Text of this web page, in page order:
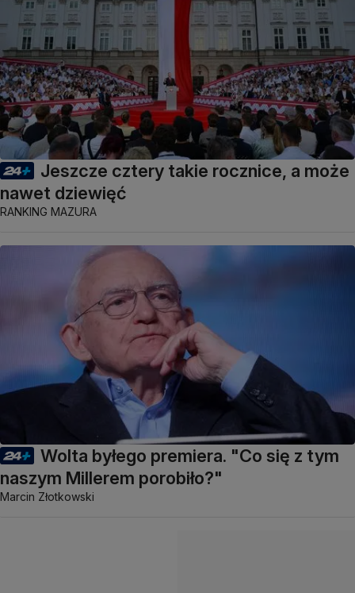
Jeszcze cztery takie rocznice, a może
nawet dziewięć
RANKING MAZURA
Wolta byłego premiera. "Co się z tym
naszym Millerem porobiło?"
Marcin Złotkowski